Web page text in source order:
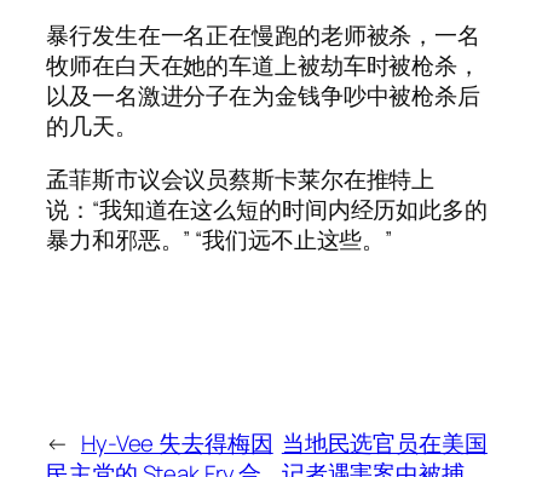
暴行发生在一名正在慢跑的老师被杀，一名
牧师在白天在她的车道上被劫车时被枪杀，
以及一名激进分子在为金钱争吵中被枪杀后
的几天。
孟菲斯市议会议员蔡斯卡莱尔在推特上
说：“我知道在这么短的时间内经历如此多的
暴力和邪恶。” “我们远不止这些。”
← Hy-Vee 失去得梅因 当地民选官员在美国